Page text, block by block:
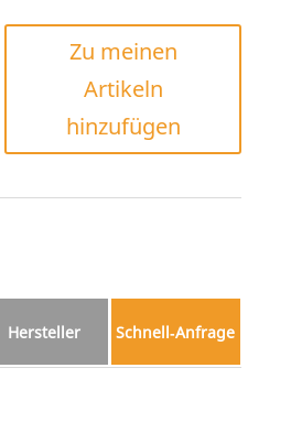
Zu meinen
Artikeln
hinzufügen
Hersteller Schnell‑Anfrage